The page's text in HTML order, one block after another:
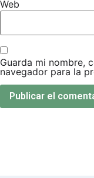
Web
Guarda mi nombre,
navegador para la